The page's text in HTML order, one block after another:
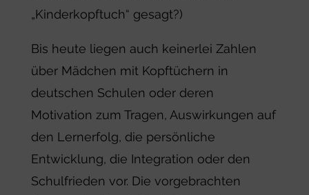
„Kinderkopftuch“ gesagt?)
Bis heute liegen auch keinerlei Zahlen
über Mädchen mit Kopftüchern in
deutschen Schulen oder deren
Motivation zum Tragen, Auswirkungen auf
den Lernerfolg, die persönliche
Entwicklung, die Integration oder den
Schulfrieden vor. Die vorgebrachten